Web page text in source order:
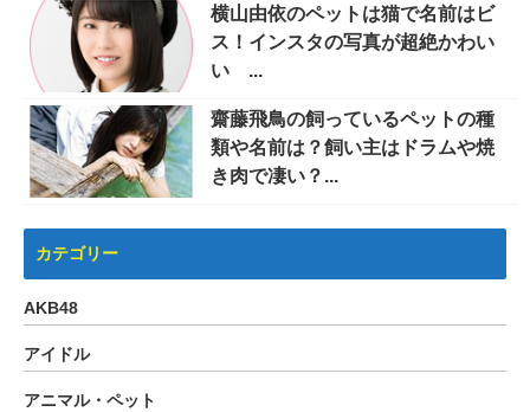
横山由依のペットは猫で名前はビ
ス！インスタの写真が超絶かわい
い ...
齋藤飛鳥の飼っているペットの種
類や名前は？飼い主はドラムや焼
き肉で凄い？...
カテゴリー
AKB48
アイドル
アニマル・ペット